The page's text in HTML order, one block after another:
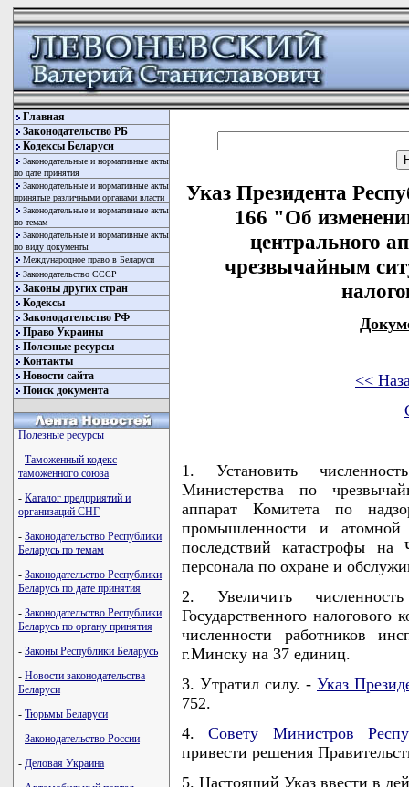
Главная
Законодательство РБ
Кодексы Беларуси
Законодательные и нормативные акты
по дате принятия
Законодательные и нормативные акты
принятые различными органами власти
Законодательные и нормативные акты
по темам
Законодательные и нормативные акты
по виду документы
Международное право в Беларуси
Законодательство СССР
Законы других стран
Кодексы
Законодательство РФ
Право Украины
Полезные ресурсы
Контакты
Новости сайта
Поиск документа
Полезные ресурсы
- Таможенный кодекс
таможенного союза
- Каталог предприятий и
организаций СНГ
- Законодательство Республики
Беларусь по темам
- Законодательство Республики
Беларусь по дате принятия
- Законодательство Республики
Беларусь по органу принятия
- Законы Республики Беларусь
- Новости законодательства
Беларуси
- Тюрьмы Беларуси
- Законодательство России
- Деловая Украина
Указ Президента
166 "Об
центрального
чрезвычайным
<<
1. Установить
Министерства по
аппарат Комитета по
промышленности и
последствий катастрофы
персонала по охране и
2. Увеличить
Государственного
численности работников
г.Минску на 37 единиц.
3. Утратил силу. - Указ
752.
4.Совету Министров
привести решения
5. Настоящий Указ ввести в